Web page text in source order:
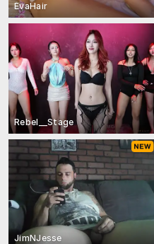
EvaHair
Rebel__Stage
JimNJesse